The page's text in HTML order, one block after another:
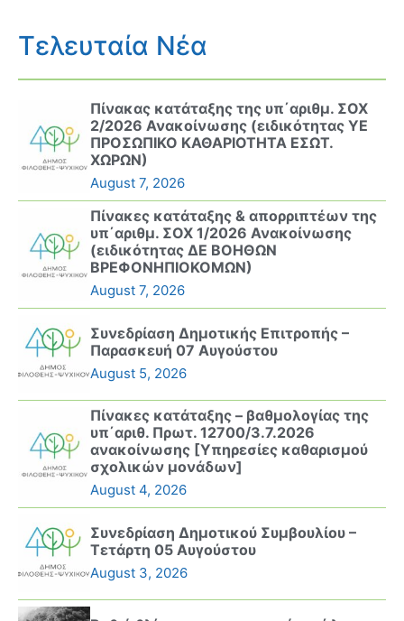
Τελευταία Νέα
Πίνακας κατάταξης της υπ΄αριθμ. ΣΟΧ
2/2026 Ανακοίνωσης (ειδικότητας ΥΕ
ΠΡΟΣΩΠΙΚΟ ΚΑΘΑΡΙΟΤΗΤΑ ΕΣΩΤ.
ΧΩΡΩΝ)
August 7, 2026
Πίνακες κατάταξης & απορριπτέων της
υπ΄αριθμ. ΣΟΧ 1/2026 Ανακοίνωσης
(ειδικότητας ΔΕ ΒΟΗΘΩΝ
ΒΡΕΦΟΝΗΠΙΟΚΟΜΩΝ)
August 7, 2026
Συνεδρίαση Δημοτικής Επιτροπής –
Παρασκευή 07 Αυγούστου
August 5, 2026
Πίνακες κατάταξης – βαθμολογίας της
υπ΄αριθ. Πρωτ. 12700/3.7.2026
ανακοίνωσης [Υπηρεσίες καθαρισμού
σχολικών μονάδων]
August 4, 2026
Συνεδρίαση Δημοτικού Συμβουλίου –
Τετάρτη 05 Αυγούστου
August 3, 2026